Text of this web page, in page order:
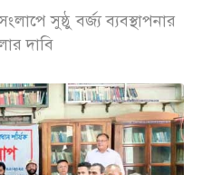
সুষ্ঠু বর্জ্য ব্যবস্থাপনার
দাবি